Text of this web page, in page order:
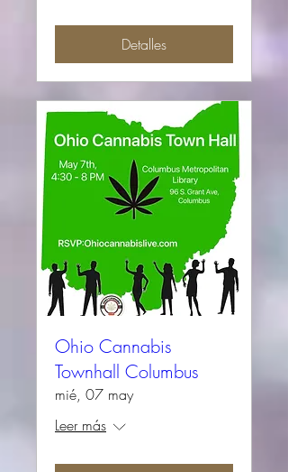
Detalles
Ohio Cannabis
Townhall Columbus
mié, 07 may
Leer más